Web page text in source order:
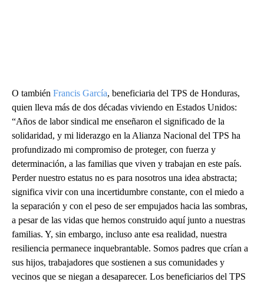
O también Francis García, beneficiaria del TPS de Honduras,
quien lleva más de dos décadas viviendo en Estados Unidos:
“Años de labor sindical me enseñaron el significado de la
solidaridad, y mi liderazgo en la Alianza Nacional del TPS ha
profundizado mi compromiso de proteger, con fuerza y
determinación, a las familias que viven y trabajan en este país.
Perder nuestro estatus no es para nosotros una idea abstracta;
significa vivir con una incertidumbre constante, con el miedo a
la separación y con el peso de ser empujados hacia las sombras,
a pesar de las vidas que hemos construido aquí junto a nuestras
familias. Y, sin embargo, incluso ante esa realidad, nuestra
resiliencia permanece inquebrantable. Somos padres que crían a
sus hijos, trabajadores que sostienen a sus comunidades y
vecinos que se niegan a desaparecer. Los beneficiarios del TPS